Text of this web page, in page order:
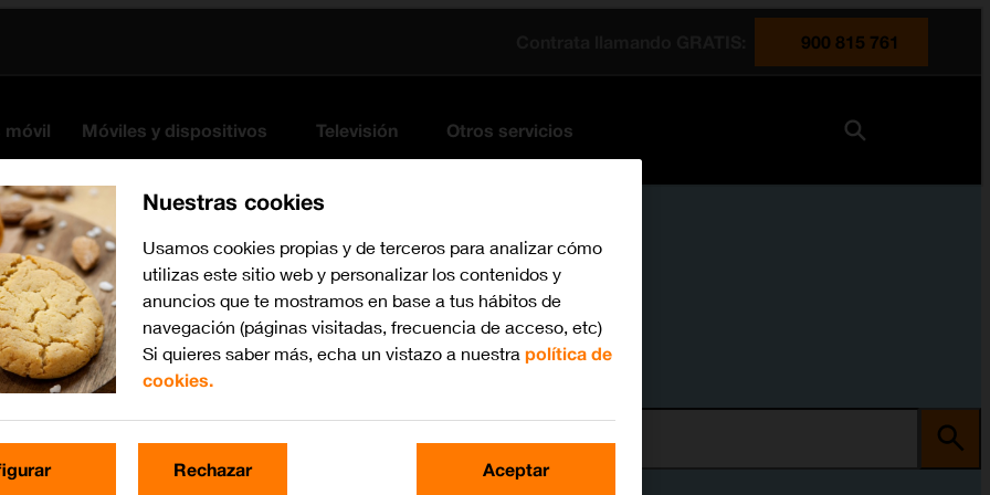
900 815 761
móvil Móviles y dispositivos Televisión Otros servicios
Nuestras cookies
Usamos cookies propias y de terceros para analizar cómo
utilizas este sitio web y personalizar los contenidos y
anuncios que te mostramos en base a tus hábitos de
navegación (páginas visitadas, frecuencia de acceso, etc)
Si quieres saber más, echa un vistazo a nuestra política de
cookies.
Rechazar Aceptar